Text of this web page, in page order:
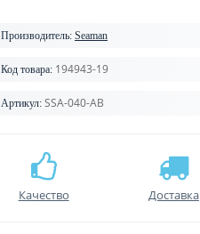
Производитель: Seaman
Код товара: 194943-19
Артикул: SSA-040-AB
Качество Доставка